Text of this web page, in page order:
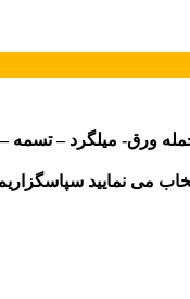
ورق- میلگرد – تسمه –
می نمایید